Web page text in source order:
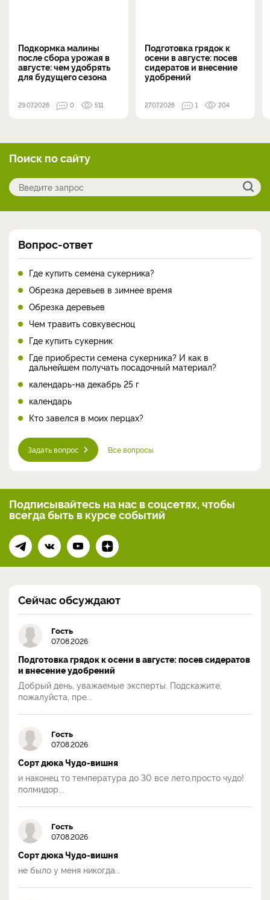
Подкормка малины
после сбора урожая в
августе: чем удобрять
для будущего сезона
29.07.2026 0 511
Подготовка грядок к
осени в августе: посев
сидератов и внесение
удобрений
27.07.2026 1 204
Поиск по сайту
Вопрос-ответ
Где купить семена сукерника?
Обрезка деревьев в зимнее время
Обрезка деревьев
Чем травить совкувесноц
Где купить сукерник
Где приобрести семена сукерника? И как в
дальнейшем получать посадочный материал?
календарь-на декабрь 25 г
календарь
Кто завелся в моих перцах?
Задать вопрос Все вопросы
Подписывайтесь на нас в соцсетях, чтобы
всегдабыть в курсе событий
Сейчас обсуждают
Гость
07.08.2026
Подготовка грядок к осени в августе: посев сидератов
и внесение удобрений
Добрый день, уважаемые эксперты. Подскажите,
пожалуйста, пре...
Гость
07.08.2026
Сорт дюка Чудо-вишня
и наконец то температура до 30 все лето,просто чудо!
полмидор...
Гость
07.08.2026
Сорт дюка Чудо-вишня
не было у меня никогда...